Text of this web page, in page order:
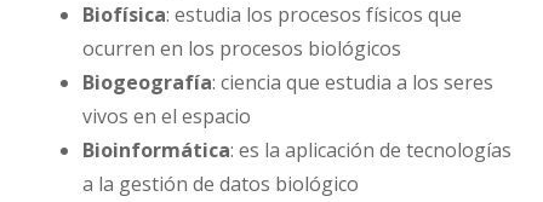
Biofísica: estudia los procesos físicos que
ocurren en los procesos biológicos
Biogeografía: ciencia que estudia a los seres
vivos en el espacio
Bioinformática: es la aplicación de tecnologías
a la gestión de datos biológico